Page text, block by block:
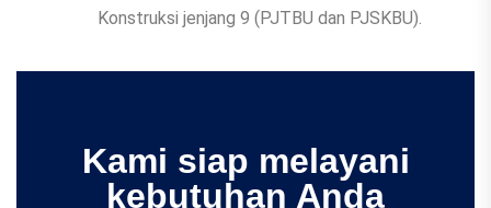
Konstruksi jenjang 9 (PJTBU dan PJSKBU).
Kami siap melayani
kebutuhan Anda